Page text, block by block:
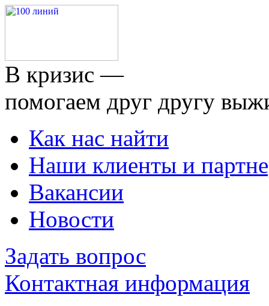
В кризис —
помогаем друг другу
Как нас найти
Наши клиенты и
Вакансии
Новости
Задать вопрос
Контактная информация